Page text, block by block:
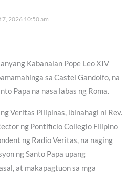
2026 10:50 am
Kabanalan Pope Leo XIV
sa Castel Gandolfo, na
Papa na nasa labas ng Roma.
Veritas Pilipinas, ibinahagi ni Rev.
ng Pontificio Collegio Filipino
ng Radio Veritas, na naging
ng Santo Papa upang
at makapagtuon sa mga